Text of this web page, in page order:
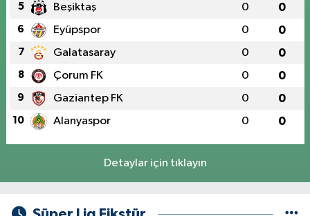
5 Beşiktaş 0 0
6 Eyüpspor 0 0
7 Galatasaray 0 0
8 Çorum FK 0 0
9 Gaziantep FK 0 0
10 Alanyaspor 0 0
Detaylar için tıklayın